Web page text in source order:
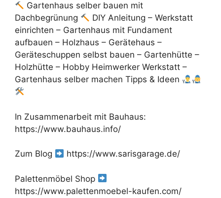
Gartenhaus selber bauen mit
Dachbegrünung
DIY Anleitung – Werkstatt
einrichten – Gartenhaus mit Fundament
aufbauen – Holzhaus – Gerätehaus –
Geräteschuppen selbst bauen – Gartenhütte –
Holzhütte – Hobby Heimwerker Werkstatt –
Gartenhaus selber machen Tipps & Ideen
In Zusammenarbeit mit Bauhaus:
https://www.bauhaus.info/
Zum Blog https://www.sarisgarage.de/
Palettenmöbel Shop
https://www.palettenmoebel-kaufen.com/